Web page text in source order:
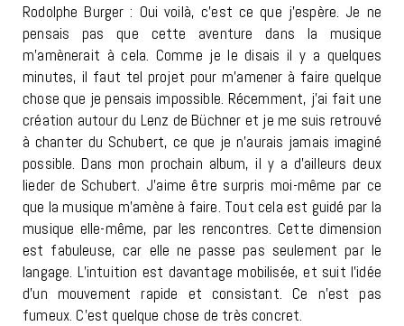
Rodolphe Burger : Oui voilà, c’est ce que j’espère. Je ne
pensais pas que cette aventure dans la musique
m’amènerait à cela. Comme je le disais il y a quelques
minutes, il faut tel projet pour m’amener à faire quelque
chose que je pensais impossible. Récemment, j’ai fait une
création autour du Lenz de Büchner et je me suis retrouvé
à chanter du Schubert, ce que je n’aurais jamais imaginé
possible. Dans mon prochain album, il y a d’ailleurs deux
lieder de Schubert. J’aime être surpris moi-même par ce
que la musique m’amène à faire. Tout cela est guidé par la
musique elle-même, par les rencontres. Cette dimension
est fabuleuse, car elle ne passe pas seulement par le
langage. L’intuition est davantage mobilisée, et suit l’idée
d’un mouvement rapide et consistant. Ce n’est pas
fumeux. C’est quelque chose de très concret.